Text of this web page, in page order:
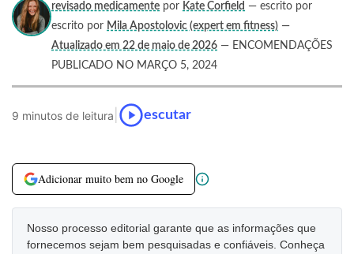
revisado medicamente por Kate Corfield — escrito por
escrito por Mila Apostolovic (expert em fitness) —
Atualizado em 22 de maio de 2026 — ENCOMENDAÇÕES
PUBLICADO NO MARÇO 5, 2024
9 minutos de leitura escutar
Adicionar muito bem no Google
Nosso processo editorial garante que as informações que
fornecemos sejam bem pesquisadas e confiáveis. Conheça